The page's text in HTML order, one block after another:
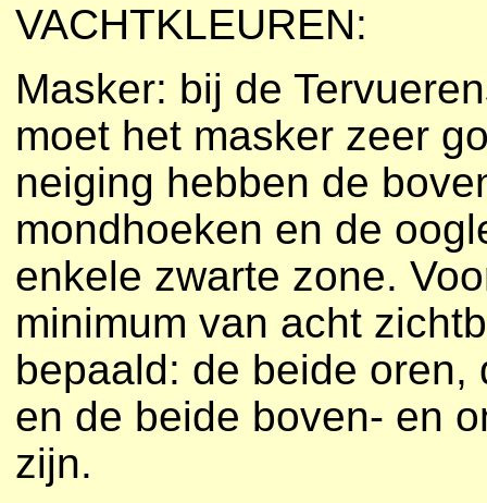
VACHTKLEUREN:
Masker: bij de
moet het masker zeer
neiging hebben de
mondhoeken en de
enkele zwarte zone.
minimum van acht
bepaald: de beide
en de beide boven- en
zijn.